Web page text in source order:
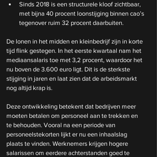
Sinds 2018 is een structurele kloof zichtbaar,
met bijna 40 procent loonstijging binnen cao’s
tegenover ruim 32 procent daarbuiten.
De lonen in het midden en kleinbedrijf zijn in korte
tijd flink gestegen. In het eerste kwartaal nam het
mediaansalaris toe met 3,2 procent, waardoor het
nu boven de 3.600 euro ligt. Dit is de sterkste
stijging in jaren en laat zien dat de arbeidsmarkt
nog altijd krap is.
Deze ontwikkeling betekent dat bedrijven meer
moeten betalen om personeel aan te trekken en
te behouden. Vooral na een periode van
personeelstekorten lijkt er nu een inhaalslag
plaats te vinden. Werknemers krijgen hogere
salarissen om eerdere achterstanden goed te